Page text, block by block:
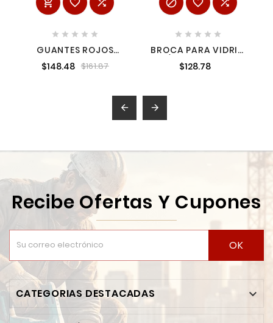
  
    
GUANTES ROJOS
PARA SOLDADOR
TRUPER 19458
$148.48 $161.87
  
    
BROCA PARA VIDRIO
5/16 X 4 MAKITA
ACCESORIOS B68965
$128.78
 
Recibe Ofertas Y Cupones
OK
CATEGORIAS DESTACADAS 